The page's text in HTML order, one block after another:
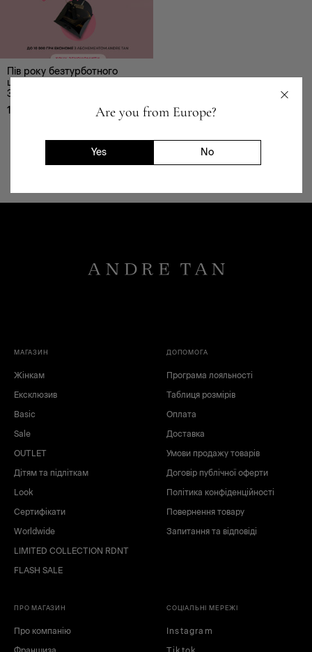
Are you from Europe?
Yes No
білий
сірий
nc
Пів року безтурботного
шопінгу з ANDRE TAN —
36900
17 999
МАГАЗИН
Жінкам
Ексклюзив
Basic
Sale
OUTLET
Дітям та підліткам
Look
Сертифікати
Worldwide
LIMITED COLLECTION RDNT
FLASH SALE
ДОПОМОГА
Програма лояльності
Таблиця розмірів
Оплата
Доставка
Умови продажу товарів
Договір публічної оферти
Політика конфіденційності
Повернення товару
Запитання та відповіді
ПРО МАГАЗИН
Про компанію
СОЦІАЛЬНІ МЕРЕЖІ
Instagram